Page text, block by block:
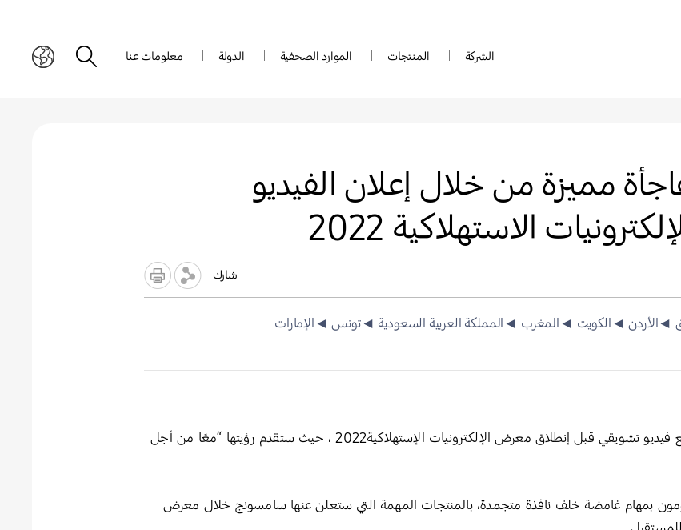
الشركة المنتجات الموارد الصحفية الدولة معلومات عنا
مميزة من خلال إعلان الفيديو
الاستهلاكية 2022
شارك
◄الأردن ◄الكويت ◄المغرب ◄المملكة العربية السعودية ◄تونس ◄الإمارات
قامت شركة سامسونج للإلكترونيات بإصدار مقطع فيديو تشويقي قبل إنطلاق معرض الإلكترونيات الإستهلاكية2022 ، حيث ستقدم رؤيتها “معًا من أجل
بمهام غامضة خلف نافذة متجمدة، بالمنتجات المهمة التي ستعلن عنها سامسونج خلال معرض